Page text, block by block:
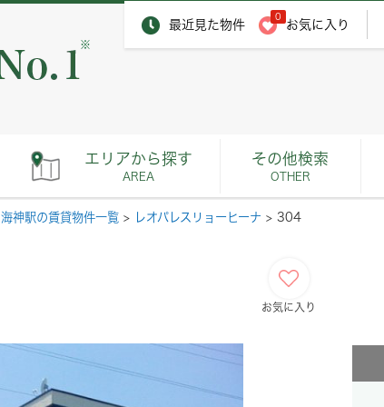
最近見た物件
0
お気に入り
※
エリアから探す
AREA
その他検索
OTHER
海神駅の賃貸物件一覧 > レオパレスリョーヒーナ > 304
お気に入り